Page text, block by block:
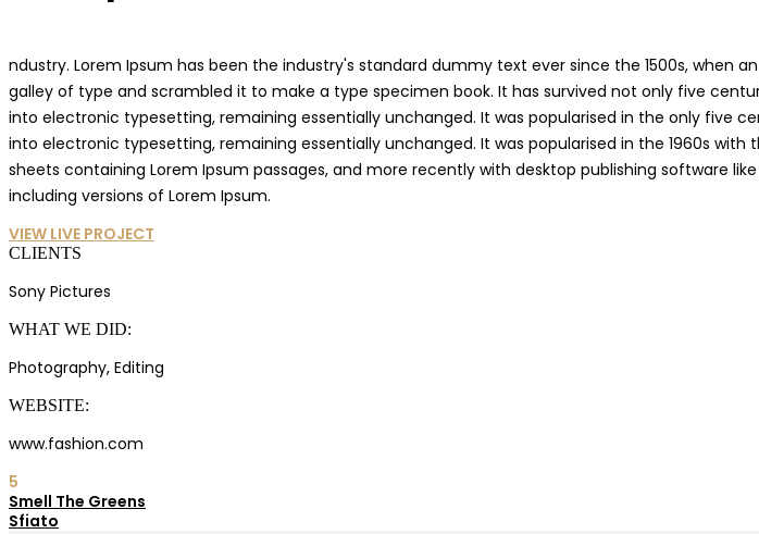
ndustry. Lorem Ipsum has been the industry's standard dummy text ever since the 1500s, when
galley of type and scrambled it to make a type specimen book. It has survived not only five
into electronic typesetting, remaining essentially unchanged. It was popularised in the only five
into electronic typesetting, remaining essentially unchanged. It was popularised in the 1960s with
sheets containing Lorem Ipsum passages, and more recently with desktop publishing software like
including versions of Lorem Ipsum.
VIEW LIVE PROJECT
CLIENTS
Sony Pictures
WHAT WE DID:
Photography, Editing
WEBSITE:
www.fashion.com
5
Smell The Greens
Sfiato